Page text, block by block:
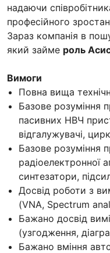
надаючи
професійного
Зараз компанія в
який займе роль
Вимоги
Повна вища
Базове розуміння
пасивних НВЧ
відгалужувачі,
Базове розуміння
радіоелектронної
синтезатори,
Досвід роботи з
(VNA, Spectrum
Бажано досвід
(узгодження,
Бажано вміння